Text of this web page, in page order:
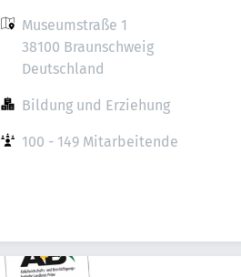
Museumstraße 1
38100 Braunschweig
Deutschland
Bildung und Erziehung
100 - 149 Mitarbeitende